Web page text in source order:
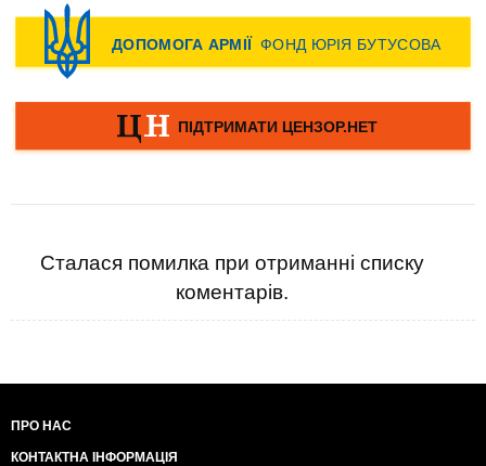
Сталася помилка при отриманні списку
коментарів.
ПРО НАС
КОНТАКТНА ІНФОРМАЦІЯ